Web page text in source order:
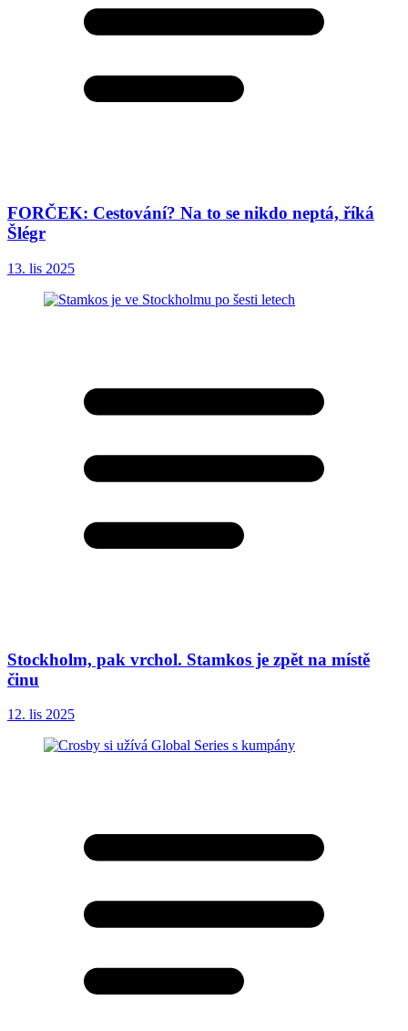
FORČEK: Cestování? Na to se nikdo neptá, říká
Šlégr
13. lis 2025
Stockholm, pak vrchol. Stamkos je zpět na místě
činu
12. lis 2025